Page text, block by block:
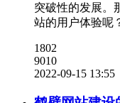
突破性的发展。
站的用户体验呢
1802
9010
2022-09-15 13:55